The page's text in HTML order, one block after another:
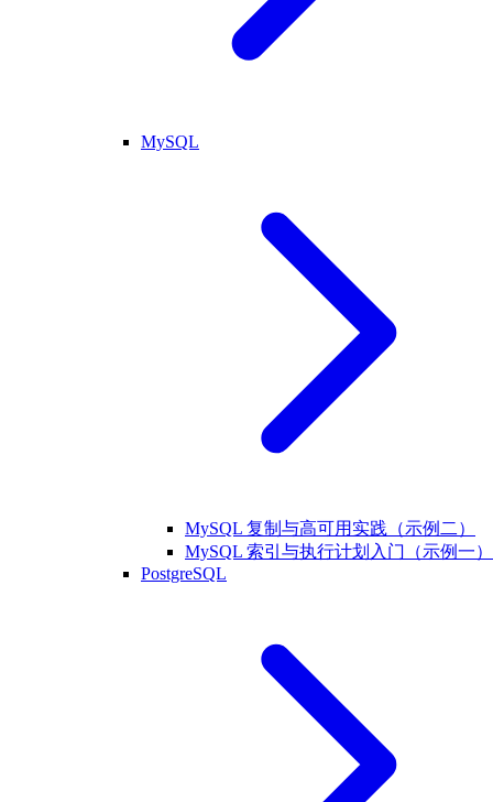
MySQL
MySQL 复制与高可用实践（示例二）
MySQL 索引与执行计划入门（示例一）
PostgreSQL